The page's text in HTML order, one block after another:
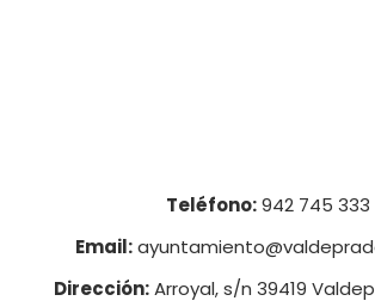
Teléfono:942 745 333
Email:
Dirección:Arroyal, s/n 39419